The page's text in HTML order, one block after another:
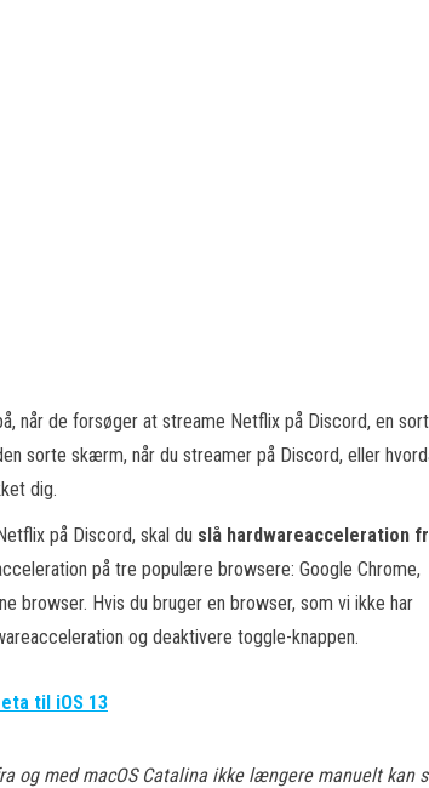
når de forsøger at streame Netflix på Discord, en sort
sorte skærm, når du streamer på Discord, eller
dig.
på Discord, skal du slå hardwareacceleration
på tre populære browsere: Google Chrome,
browser. Hvis du bruger en browser, som vi ikke har
og deaktivere toggle-knappen.
til iOS 13
og med macOS Catalina ikke længere manuelt kan